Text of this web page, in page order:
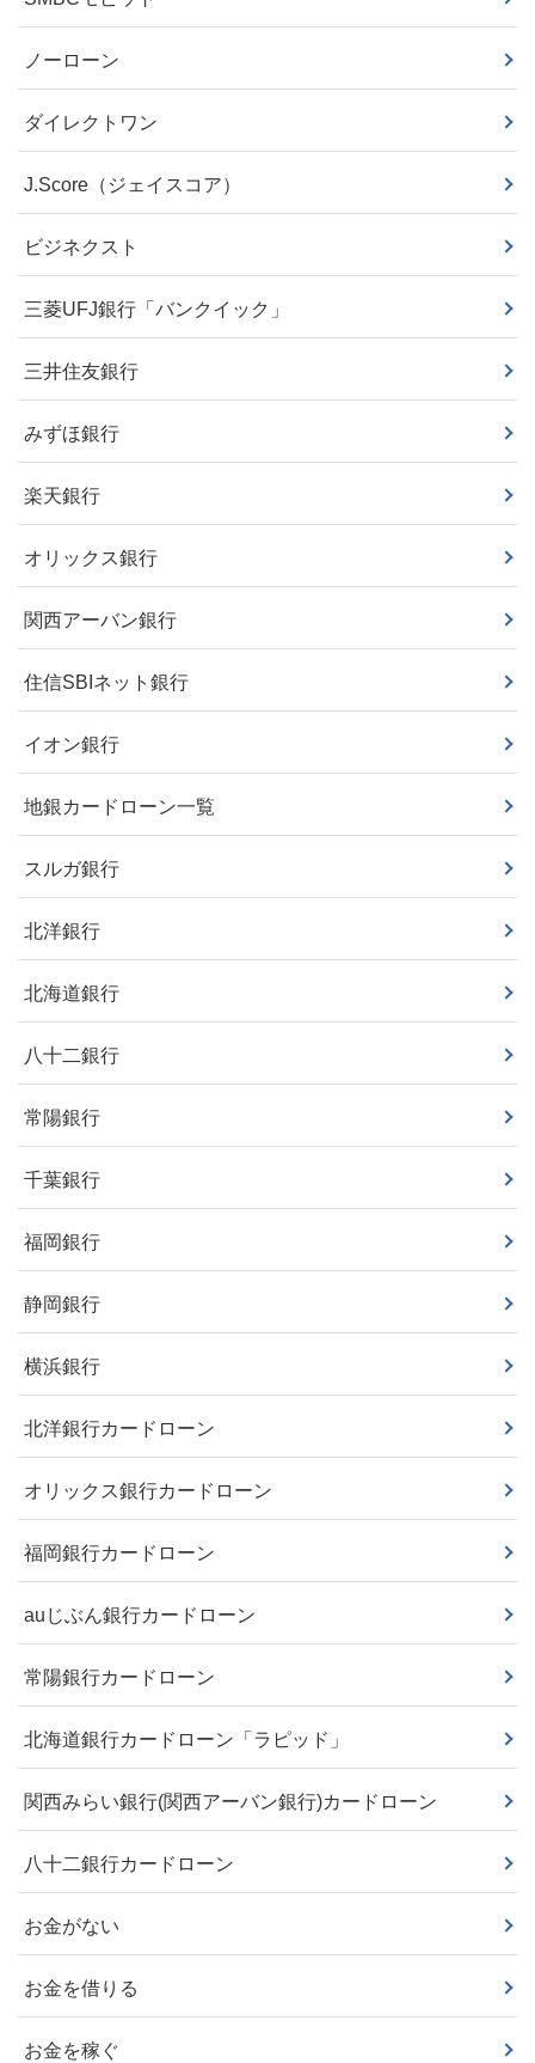
ノーローン
ダイレクトワン
J.Score（ジェイスコア）
ビジネクスト
三菱UFJ銀行「バンクイック」
三井住友銀行
みずほ銀行
楽天銀行
オリックス銀行
関西アーバン銀行
住信SBIネット銀行
イオン銀行
地銀カードローン一覧
スルガ銀行
北洋銀行
北海道銀行
八十二銀行
常陽銀行
千葉銀行
福岡銀行
静岡銀行
横浜銀行
北洋銀行カードローン
オリックス銀行カードローン
福岡銀行カードローン
auじぶん銀行カードローン
常陽銀行カードローン
北海道銀行カードローン「ラピッド」
関西みらい銀行(関西アーバン銀行)カードローン
八十二銀行カードローン
お金がない
お金を借りる
お金を稼ぐ